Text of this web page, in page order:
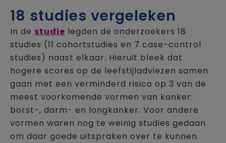
18 studies vergeleken
In de studie legden de onderzoekers 18
studies (11 cohortstudies en 7 case-control
studies) naast elkaar. Hieruit bleek dat
hogere scores op de leefstijladviezen samen
gaan met een verminderd risico op 3 van de
meest voorkomende vormen van kanker:
borst-, darm- en longkanker. Voor andere
vormen waren nog te weinig studies gedaan
om daar goede uitspraken over te kunnen